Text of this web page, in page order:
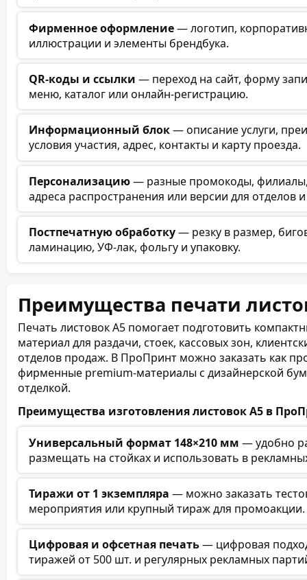
Фирменное оформление— логотип,
иллюстрации и элементы брендбука.
QR-коды и ссылки — переход на сайт, форму
меню, каталог или онлайн-регистрацию.
Информационный блок— описание услуги,
условия участия, адрес, контакты и карту проезда.
Персонализацию— разные промокоды,
адреса распространения или версии для отделов
Постпечатную обработку— резку в размер,
ламинацию, УФ-лак, фольгу и упаковку.
Преимущества печати
Печать листовок А5 помогает подготовить
материал для раздачи, стоек, кассовых зон,
отделов продаж. В ПроПринт можно заказать как
фирменные premium-материалы с дизайнерской
отделкой.
Преимущества изготовления листовок А5 в
Универсальный формат 148×210 мм — удобно
размещать на стойках и использовать в
Тиражи от 1 экземпляра — можно заказать
мероприятия или крупный тираж для промоакции.
Цифровая и офсетная печать— цифровая
тиражей от 500 шт. и регулярных рекламных